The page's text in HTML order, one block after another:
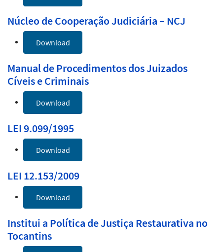
Núcleo de Cooperação Judiciária – NCJ
Download
Manual de Procedimentos dos Juizados
Cíveis e Criminais
Download
LEI 9.099/1995
Download
LEI 12.153/2009
Download
Institui a Política de Justiça Restaurativa no
Tocantins